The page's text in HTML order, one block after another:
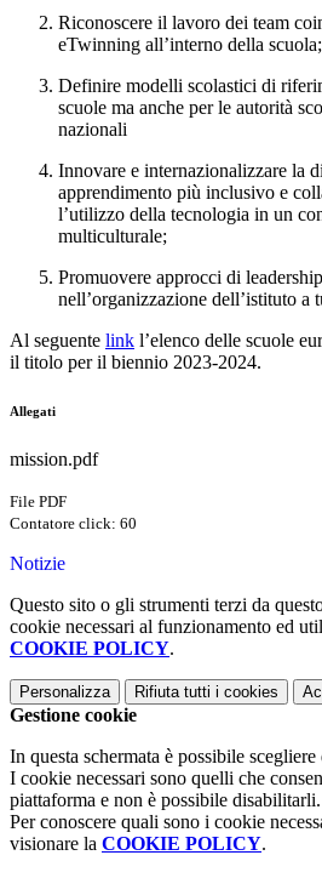
Riconoscere il lavoro dei team
eTwinning all’interno della scuola;
Definire modelli scolastici di
scuole ma anche per le autorità
nazionali
Innovare e internazionalizzare la
apprendimento più inclusivo e
l’utilizzo della tecnologia in un
multiculturale;
Promuovere approcci di
nell’organizzazione dell’istituto a
Al seguente link l’elenco delle scuole
il titolo per il biennio 2023-2024.
Allegati
mission.pdf
File PDF
Contatore click: 60
Notizie
Questo sito o gli strumenti terzi da
cookie necessari al funzionamento ed
COOKIE POLICY.
Personalizza Rifiuta tutti i cookies
Gestione cookie
In questa schermata è possibile
I cookie necessari sono quelli che
piattaforma e non è possibile disabilitarli.
Per conoscere quali sono i cookie
visionare la COOKIE POLICY.